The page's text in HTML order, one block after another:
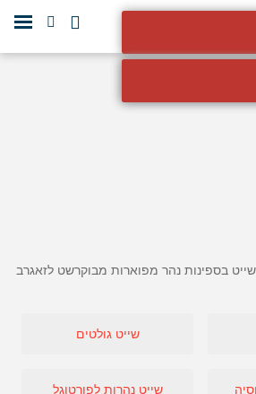
שייט בספינות נהר מפוארות מבוקרשט לזאגרב
שייט גולטים
שייט נהרות לפורטוגל